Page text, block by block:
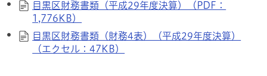
目黒区財務書類（平成29年度決算）（PDF：
1,776KB）
目黒区財務書類（財務4表）（平成29年度決算）
（エクセル：47KB）